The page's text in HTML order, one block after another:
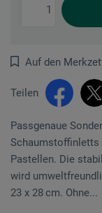
Auf den
Teilen
Passgenaue
Schaumstoffinletts
Pastellen. Die
wird
23 x 28 cm. Ohne...